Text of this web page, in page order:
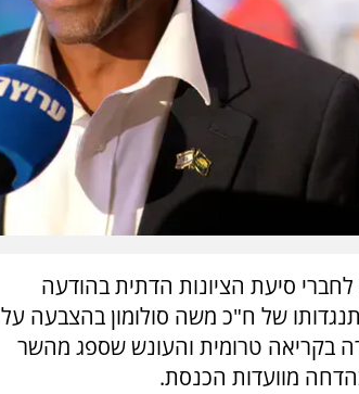
סיעת הציונות הדתית בהודעה
של ח"כ משה סולומון בהצבעה על
בקריאה טרומית והעונש שספג מהשר
מוועדות הכנסת.